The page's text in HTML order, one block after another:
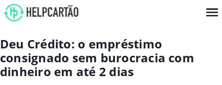
Deu Crédito: o empréstimo
consignado sem burocracia com
dinheiro em até 2 dias